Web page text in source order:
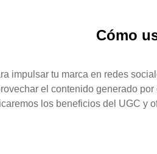
Cómo
impulsar tu marca en redes
el contenido generado
los beneficios del UGC y